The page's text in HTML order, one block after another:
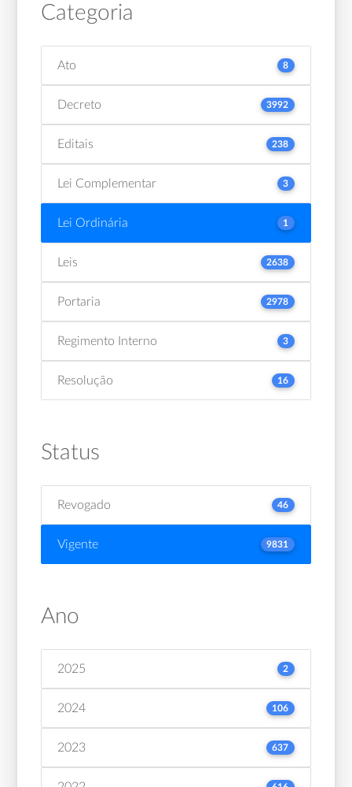
Categoria
Ato 8
Decreto 3992
Editais 238
Lei Complementar 3
Lei Ordinária 1
Leis 2638
Portaria 2978
Regimento Interno 3
Resolução 16
Status
Revogado 46
Vigente 9831
Ano
2025 2
2024 106
2023 637